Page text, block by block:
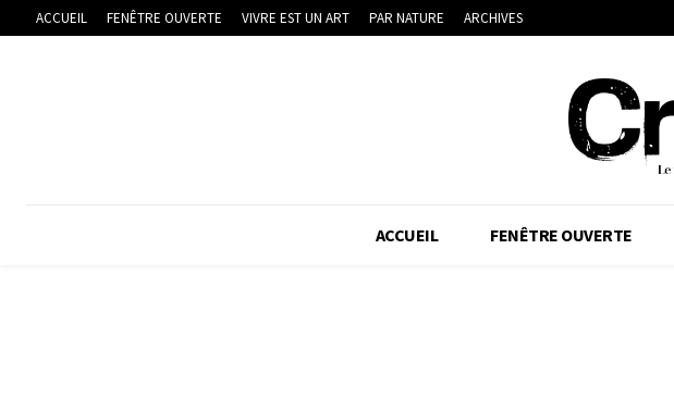
ACCUEIL FENÊTRE OUVERTE VIVRE EST UN ART PAR NATURE ARCHIVES
ACCUEIL FENÊTRE OUVERTE